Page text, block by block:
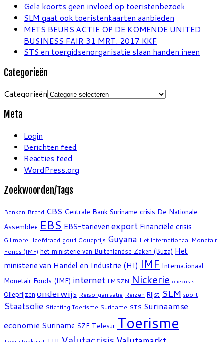
Gele koorts geen invloed op toeristenbezoek
SLM gaat ook toeristenkaarten aanbieden
METS BEURS ACTIE OP DE KOMENDE UNITED
BUSINESS FAIR 31 MRT. 2017 KKF
STS en toergidsenorganisatie slaan handen ineen
Categorieën
Categorieën
Meta
Login
Berichten feed
Reacties feed
WordPress.org
Zoekwoorden/Tags
Banken Brand CBS Centrale Bank Suriname crisis De Nationale
Assemblee EBS EBS-tarieven export Financiële crisis
Gillmore Hoefdraad goud Goudprijs Guyana Het Internationaal Monetair
Fonds (IMF) het ministerie van Buitenlandse Zaken (Buza) Het
ministerie van Handel en Industrie (HI) IMF Internationaal
Monetair Fonds (IMF) internet LMSZN Nickerie oliecrisis
Olieprijzen onderwijs Reisorganisatie Reizen Rijst SLM sport
Staatsolie Stichting Toerisme Suriname STS Surinaamse
economie Suriname SZF Telesur Toerisme